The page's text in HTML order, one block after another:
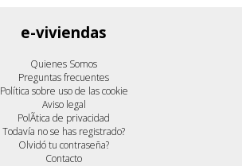
e-viviendas
Quienes Somos
Preguntas frecuentes
Política sobre uso de las cookie
Aviso legal
PolÃ­tica de privacidad
Todavía no se has registrado?
Olvidó tu contraseña?
Contacto